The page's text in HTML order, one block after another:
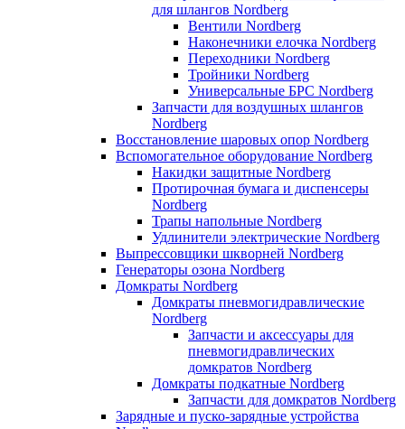
для шлангов Nordberg
Вентили Nordberg
Наконечники елочка Nordberg
Переходники Nordberg
Тройники Nordberg
Универсальные БРС Nordberg
Запчасти для воздушных шлангов
Nordberg
Восстановление шаровых опор Nordberg
Вспомогательное оборудование Nordberg
Накидки защитные Nordberg
Протирочная бумага и диспенсеры
Nordberg
Трапы напольные Nordberg
Удлинители электрические Nordberg
Выпрессовщики шкворней Nordberg
Генераторы озона Nordberg
Домкраты Nordberg
Домкраты пневмогидравлические
Nordberg
Запчасти и аксессуары для
пневмогидравлических
домкратов Nordberg
Домкраты подкатные Nordberg
Запчасти для домкратов Nordberg
Зарядные и пуско-зарядные устройства